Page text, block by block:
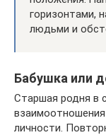
горизонтами,
людьми и
Бабушка или
Старшая родня в
личности.